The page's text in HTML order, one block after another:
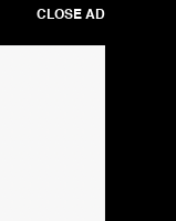
CLOSE AD